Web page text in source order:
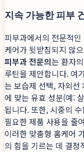
지속 가능한 피부
피부과에서의 전문적
케어가 뒷받침되지 않
피부과 전문의는 환자
루틴을 제안합니다. 여
는 보습제 선택, 자외선
에 맞는 유효 성분(예:
됩니다. 또한, 시중의
필요한 제품 사용을 줄
이러한 맞춤형 홈케어
의 힘을 기르는 데 결정